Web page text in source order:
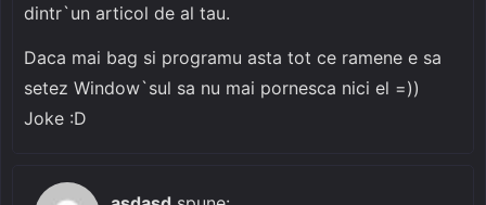
dintr`un articol de al tau.
Daca mai bag si programu asta tot ce ramene e sa
setez Window`sul sa nu mai pornesca nici el =))
Joke :D